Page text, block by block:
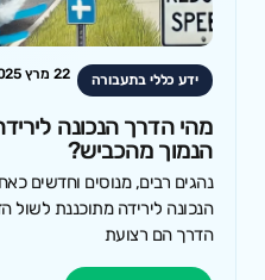
ידע כללי בתעבורה 22 מרץ 2025
מהי הדרך הנכונה
הנמוך מהכביש?
נהגים רבים, מנוסים וחדשים
הנכונה לירידה מתוכננת לשול
הדרך הם רצועת